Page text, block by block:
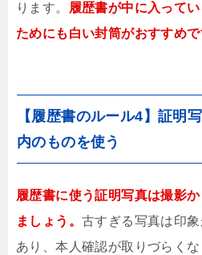
ります。 履歴書が中に入って
ためにも白い封筒がおすすめで
【履歴書のルール4】証明
内のものを使う
履歴書に使う証明写真は撮影
ましょう。 古すぎる写真は印
あり、本人確認が取りづらくな